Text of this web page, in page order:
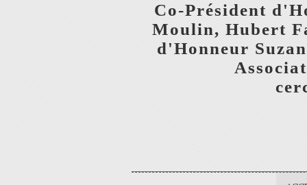
Co-Président
Moulin, Hubert
d'Honneur